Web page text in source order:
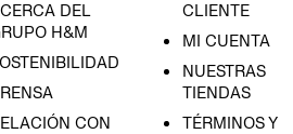
DEL
H&M
CON
CLIENTE
MI CUENTA
NUESTRAS
TIENDAS
TÉRMINOS Y